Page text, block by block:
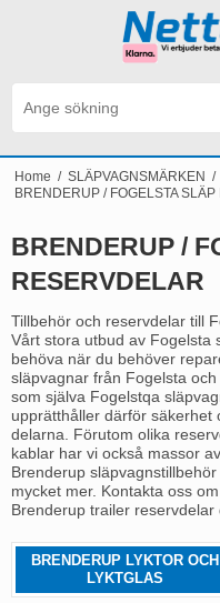
Home / SLÄPVAGNSMÄRKEN /
BRENDERUP / FOGELSTA
BRENDERUP /
RESERVDELAR
Tillbehör och reservdelar till
Vårt stora utbud av Fogelsta
behöva när du behöver
släpvagnar från Fogelsta
som själva Fogelstqa
upprätthåller därför säkerhet
delarna. Förutom olika
kablar har vi också massor
Brenderup
mycket mer. Kontakta oss
Brenderup trailer reservdelar
BRENDERUP LYKTOR OCH
LYKTGLAS